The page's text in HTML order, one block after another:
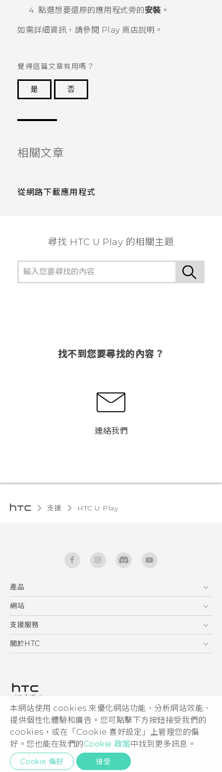
本網站使用 cookies 來優化網站功能、分析網站效能、
提供個性化體驗和廣告。您可點擊下方按鈕接受我們的
cookies，或在「Cookie 喜好設定」上管理您的偏
好。您也能在我們的Cookie 政策中找到更多訊息。
Cookie 偏好 接受
點選想要還原的應用程式旁的安裝 。
如需詳細資訊，請參閱 Play 商店說明。
覺得這篇文章有用嗎？
是
否
相關文章
從網路下載應用程式
尋找 HTC U Play 的相關主題
找不到您要尋找的內容？
連絡我們
支援 HTC U Play‎
產品
5G
智能手機
區塊鍊手機
網站
HTC Dev
HTC Research
支援服務
服務中心
關於HTC
私隱政策
產品安全
加入HTC
Security and Privacy Whitepaper
© 2011-2026 HTC Corporation
HTC 法律文件
隱私聯絡:Global-Privacy@htc.com